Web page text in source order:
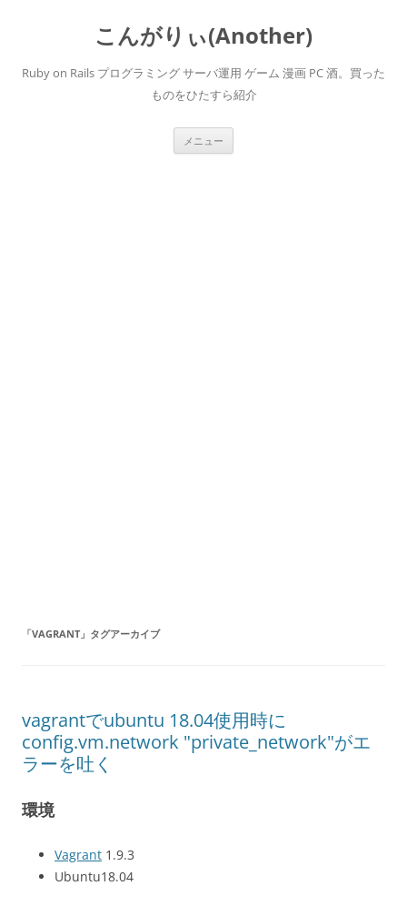
こんがりぃ(Another)
Ruby on Rails プログラミング サーバ運用 ゲーム 漫画 PC 酒。買った
ものをひたすら紹介
メニュー
「VAGRANT」タグアーカイブ
vagrantでubuntu 18.04使用時に
config.vm.network "private_network"がエ
ラーを吐く
環境
Vagrant 1.9.3
Ubuntu18.04